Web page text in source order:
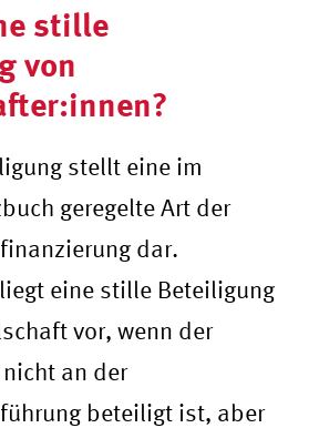
stille
von
stellt eine im
geregelte Art der
dar.
eine stille Beteiligung
vor, wenn der
an der
beteiligt ist, aber